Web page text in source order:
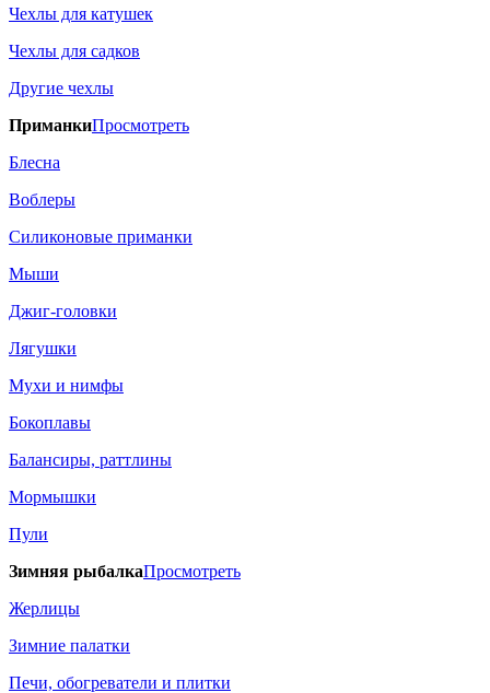
Чехлы для катушек
Чехлы для садков
Другие чехлы
ПриманкиПросмотреть
Блесна
Воблеры
Силиконовые приманки
Мыши
Джиг-головки
Лягушки
Мухи и нимфы
Бокоплавы
Балансиры, раттлины
Мормышки
Пули
Зимняя рыбалкаПросмотреть
Жерлицы
Зимние палатки
Печи, обогреватели и плитки